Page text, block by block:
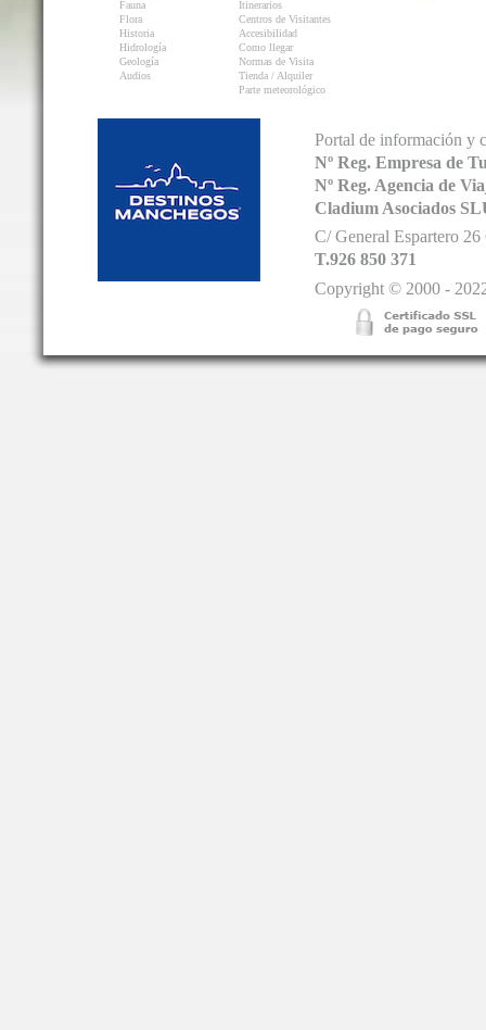
Fauna
Flora
Historia
Hidrología
Geología
Audios
Itinerarios
Centros de Visitantes
Accesibilidad
Como llegar
Normas de Visita
Tienda / Alquiler
Parte meteorológico
Portal de información y
Nº Reg. Empresa de
Nº Reg. Agencia de
Cladium Asociados
C/ General Espartero
T.926 850 371
Copyright © 2000 -